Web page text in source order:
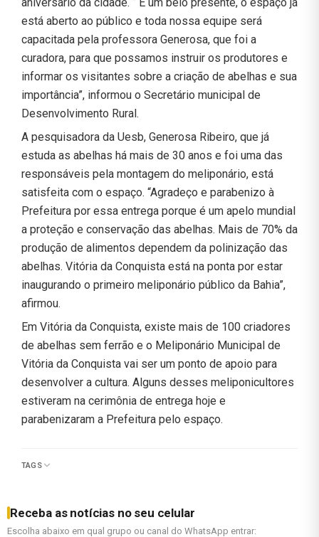
está aberto ao público e toda nossa equipe será
capacitada pela professora Generosa, que foi a
curadora, para que possamos instruir os produtores e
informar os visitantes sobre a criação de abelhas e sua
importância”, informou o Secretário municipal de
Desenvolvimento Rural.
A pesquisadora da Uesb, Generosa Ribeiro, que já
estuda as abelhas há mais de 30 anos e foi uma das
responsáveis pela montagem do meliponário, está
satisfeita com o espaço. “Agradeço e parabenizo à
Prefeitura por essa entrega porque é um apelo mundial
a proteção e conservação das abelhas. Mais de 70% da
produção de alimentos dependem da polinização das
abelhas. Vitória da Conquista está na ponta por estar
inaugurando o primeiro meliponário público da Bahia”,
afirmou.
Em Vitória da Conquista, existe mais de 100 criadores
de abelhas sem ferrão e o Meliponário Municipal de
Vitória da Conquista vai ser um ponto de apoio para
desenvolver a cultura. Alguns desses meliponicultores
estiveram na cerimônia de entrega hoje e
parabenizaram a Prefeitura pelo espaço.
TAGS
Receba as notícias no seu celular
Escolha abaixo em qual grupo ou canal do WhatsApp entrar: